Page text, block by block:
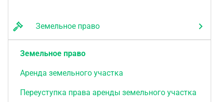
Земельное право
Земельное право
Аренда земельного участка
Переуступка права аренды земельного участка